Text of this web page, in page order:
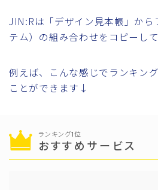
JIN:Rは「デザイン見本帳」から
テム）の組み合わせをコピーし
例えば、こんな感じでランキン
ことができます↓
ランキング1位
おすすめサービス